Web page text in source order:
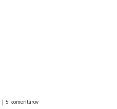
| 5 komentárov